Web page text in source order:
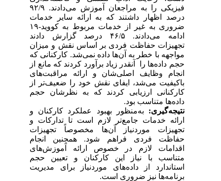
فیزیکی را به مراجعان آموزش می‌دادند. ۹۲/۹
درصد اظهار داشتند که به ارائه سایر خدمات
ضروری به غیر از خدمات مربوط به کووید-۱۹
ادامه می‌دادند. ۴۶/۵ درصد گزارش دادند
تجهیزات حفاظت فردی بر اساس نقش و میزان
مواجهه با خطر به آن‌ها داده نمی‌شد. کارکنانی که
حجم داده‌ها را آنقدر زیاد برآورد کردند که مانع از
انجام وظایف اصلی‌شان و ارائه مراقبت‌های
باکیفیت می‌شد، ایفای نقش خود را ضعیف‌تر از
کارکنانی ارزیابی کردند که به نظرشان حجم
داده‌ها متناسب بود.
نتیجه‌گیری:به‌منظور بهبود عملکرد کارکنان و
ارائه خدمات جامع‌تر لازم است تا تدارکات و
تجهیزات موردنیاز آن‌ها مخصوصاً تجهیزات
حفاظت فردی فراهم شود. همچنین انجام
اقدامات لازم در خصوص ارائه آموزش‌های
متناسب با نیاز این کارکنان و تعیین حجم
استاندارد از داده‌های موردنیاز برای مدیریت
برنامه‌ها نیز ضروری است.